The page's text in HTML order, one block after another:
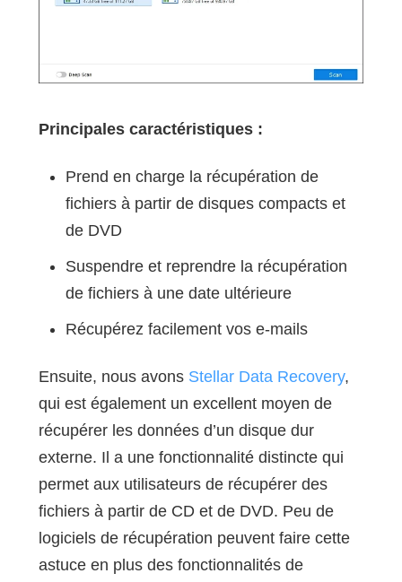
Principales caractéristiques :
Prend en charge la récupération de
fichiers à partir de disques compacts et
de DVD
Suspendre et reprendre la récupération
de fichiers à une date ultérieure
Récupérez facilement vos e-mails
Ensuite, nous avons Stellar Data Recovery,
qui est également un excellent moyen de
récupérer les données d’un disque dur
externe. Il a une fonctionnalité distincte qui
permet aux utilisateurs de récupérer des
fichiers à partir de CD et de DVD. Peu de
logiciels de récupération peuvent faire cette
astuce en plus des fonctionnalités de